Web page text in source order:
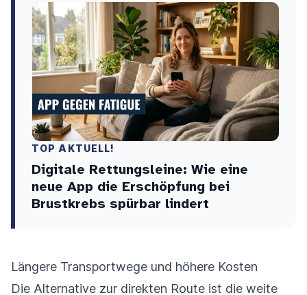
TOP AKTUELL!
Digitale Rettungsleine: Wie eine
neue App die Erschöpfung bei
Brustkrebs spürbar lindert
Längere Transportwege und höhere Kosten
Die Alternative zur direkten Route ist die weite